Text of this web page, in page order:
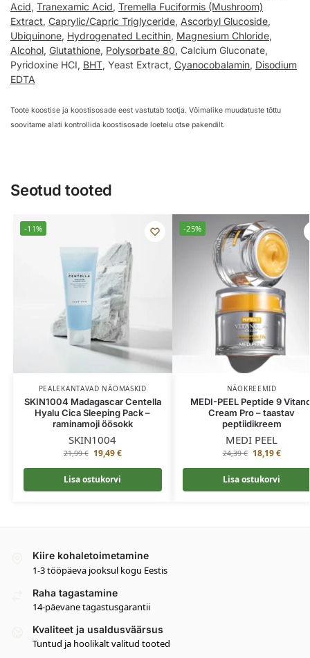
Acid, Tranexamic Acid, Tremella Fuciformis (Mushroom)
Extract, Caprylic/Capric Triglyceride, Ascorbyl Glucoside,
Ubiquinone, Hydrogenated Lecithin, Magnesium Chloride,
Alcohol, Glutathione, Polysorbate 80, Calcium Gluconate,
Pyridoxine HCI, BHT, Yeast Extract, Cyanocobalamin, Disodium
EDTA
Toote koostise ja koostisosade eest vastutab tootja. Võimalike muudatuste tõttu
soovitame alati kontrollida koostisosade loetelu otse pakendilt.
Seotud tooted
-11%
PEALEKANTAVAD NÄOMASKID
SKIN1004 Madagascar Centella
Hyalu Cica Sleeping Pack –
raminamoji öösokk
SKIN1004
21,99€ 19,49€
Lisa ostukorvi
-25%
NÄOKREEMID
MEDI-PEEL Peptide 9
Cream Pro – taastav
peptiidikreem
MEDI PEEL
24,39€ 18,19€
Lisa ostukorvi
Kiire kohaletoimetamine
1-3 tööpäeva jooksul kogu Eestis
Raha tagastamine
14-päevane tagastusgarantii
Kvaliteet ja usaldusväärsus
Tuntud ja hoolikalt valitud tooted